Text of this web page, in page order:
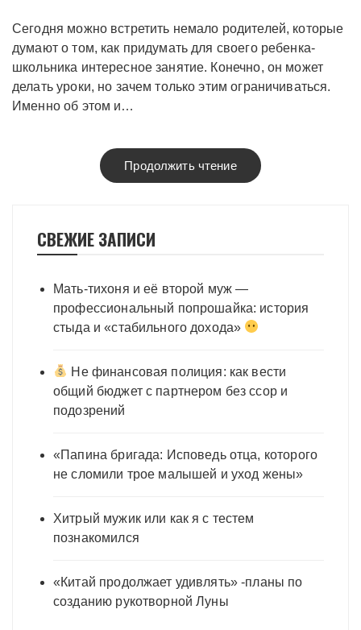
Сегодня можно встретить немало родителей, которые
думают о том, как придумать для своего ребенка-
школьника интересное занятие. Конечно, он может
делать уроки, но зачем только этим ограничиваться.
Именно об этом и…
Продолжить чтение
СВЕЖИЕ ЗАПИСИ
Мать-тихоня и её второй муж —
профессиональный попрошайка: история
стыда и «стабильного дохода»
Не финансовая полиция: как вести
общий бюджет с партнером без ссор и
подозрений
«Папина бригада: Исповедь отца, которого
не сломили трое малышей и уход жены»
Хитрый мужик или как я с тестем
познакомился
«Китай продолжает удивлять» -планы по
созданию рукотворной Луны